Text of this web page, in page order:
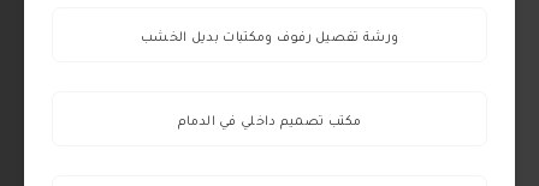
ورشة تفصيل رفوف ومكتبات بديل الخشب
مكتب تصميم داخلي في الدمام